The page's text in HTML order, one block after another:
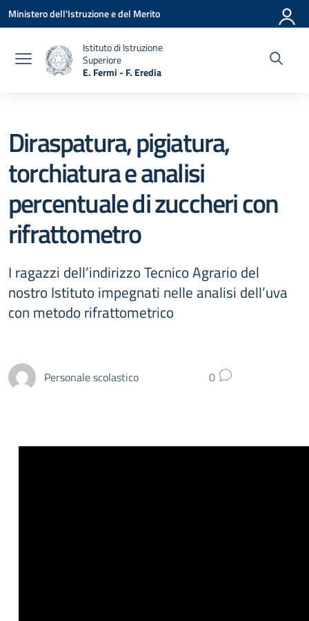
Vai ai contenuti
Vai al menu di navigazione
Vai al footer
Ministero dell'Istruzione e del Merito
Istituto di Istruzione
Superiore
E. Fermi - F. Eredia
Diraspatura, pigiatura,
torchiatura e analisi
percentuale di zuccheri con
rifrattometro
I ragazzi dell’indirizzo Tecnico Agrario del
nostro Istituto impegnati nelle analisi dell’uva
con metodo rifrattometrico
Personale scolastico 0